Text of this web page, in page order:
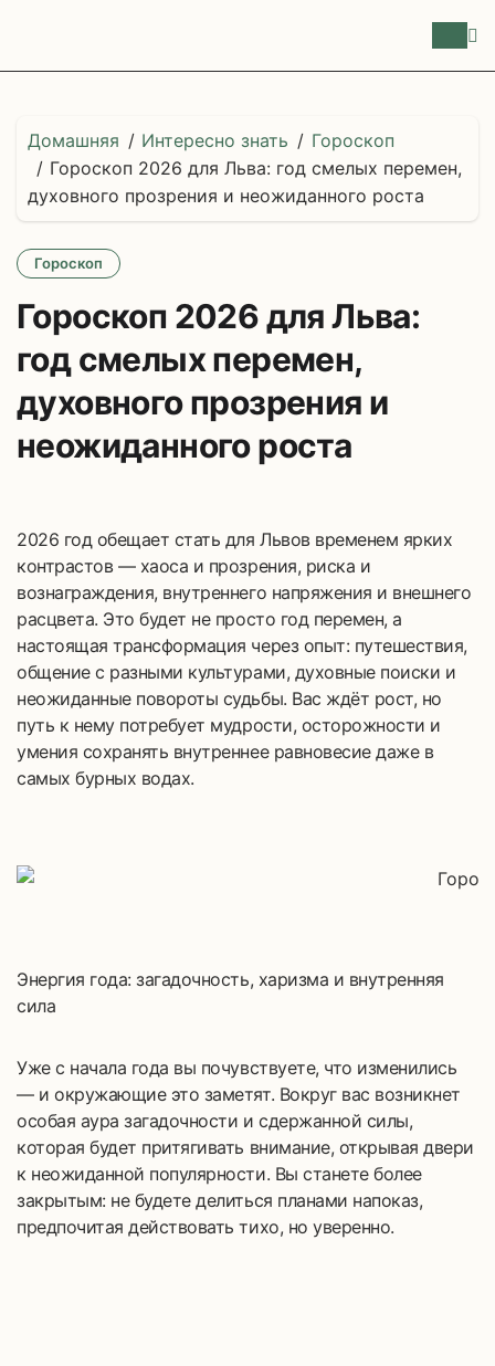
содержимому
Домашняя Интересно знать
Гороскоп
Гороскоп 2026 для Льва: год смелых перемен,
духовного прозрения и неожиданного роста
Гороскоп
Гороскоп 2026 для Льва:
год смелых перемен,
духовного прозрения и
неожиданного роста
2026 год обещает стать для Львов временем ярких
контрастов — хаоса и прозрения, риска и
вознаграждения, внутреннего напряжения и внешнего
расцвета. Это будет не просто год перемен, а
настоящая трансформация через опыт: путешествия,
общение с разными культурами, духовные поиски и
неожиданные повороты судьбы. Вас ждёт рост, но
путь к нему потребует мудрости, осторожности и
умения сохранять внутреннее равновесие даже в
самых бурных водах.
Энергия года: загадочность, харизма и внутренняя
сила
Уже с начала года вы почувствуете, что изменились
— и окружающие это заметят. Вокруг вас возникнет
особая аура загадочности и сдержанной силы,
которая будет притягивать внимание, открывая двери
к неожиданной популярности. Вы станете более
закрытым: не будете делиться планами напоказ,
предпочитая действовать тихо, но уверенно.